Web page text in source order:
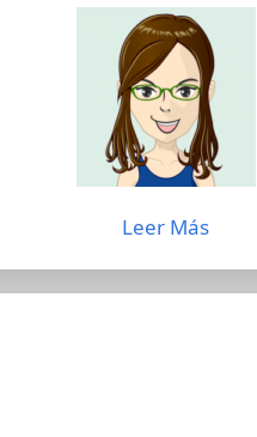
Leer Más